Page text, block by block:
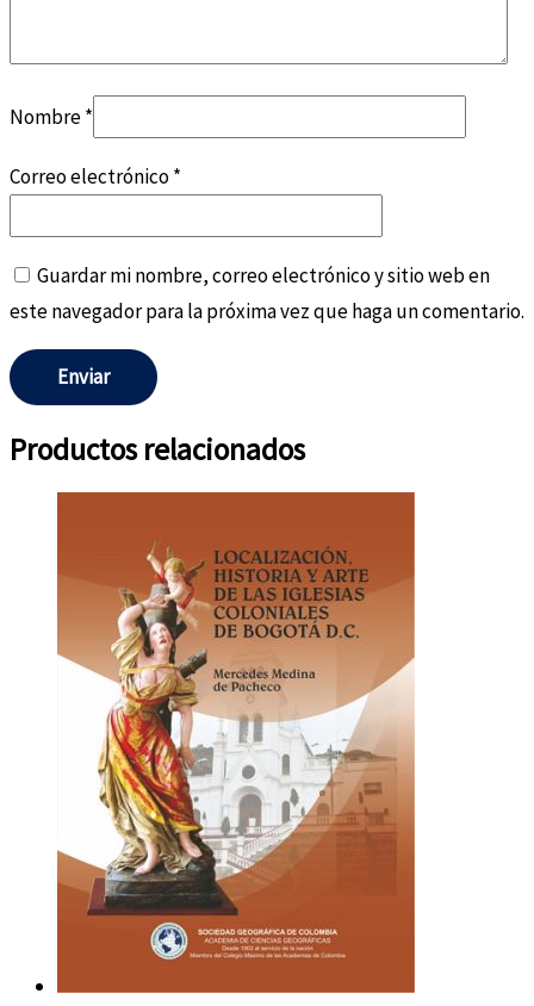
Nombre*
Correo electrónico*
Guardar mi nombre, correo electrónico y sitio web en
este navegador para la próxima vez que haga un comentario.
Productos relacionados